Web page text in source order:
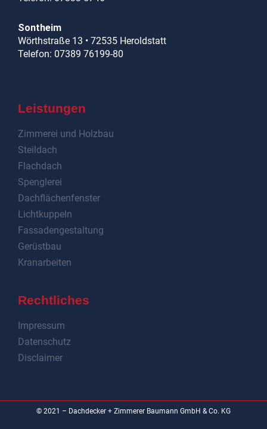
Sontheim
Wörthstraße 13 • 72535 Heroldstatt
Telefon: 07389 76199-80
Leistungen
Zimmerei und Holzbau
Steildach
Flachdach
Spenglerei
Dachflächenfenster
Lichtkuppeln
Fassadengestaltung
Gerüstbau
Kranarbeiten
Rechtliches
Impressum
Datenschutz
Disclaimer
© 2021 – Dachdecker + Zimmerer Baumann GmbH & Co. KG